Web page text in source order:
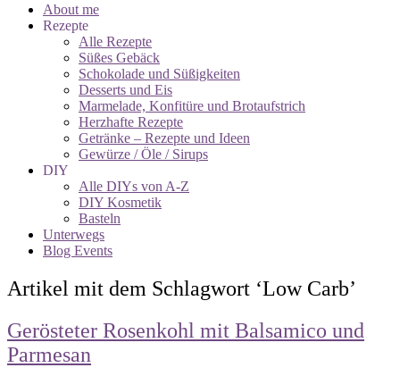
About me
Rezepte
Alle Rezepte
Süßes Gebäck
Schokolade und Süßigkeiten
Desserts und Eis
Marmelade, Konfitüre und Brotaufstrich
Herzhafte Rezepte
Getränke – Rezepte und Ideen
Gewürze / Öle / Sirups
DIY
Alle DIYs von A-Z
DIY Kosmetik
Basteln
Unterwegs
Blog Events
Artikel mit dem Schlagwort ‘Low Carb’
Gerösteter Rosenkohl mit Balsamico und
Parmesan